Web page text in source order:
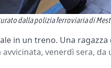
dalla polizia ferroviaria di
in un treno. Una
avvicinata, venerdì sera,